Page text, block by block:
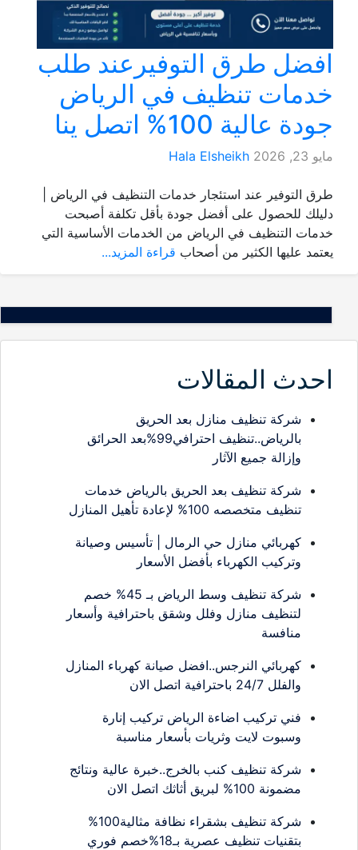
افضل طرق التوفيرعند طلب
خدمات تنظيف في الرياض
جودة عالية 100% اتصل ينا
مايو 23, 2026 Hala Elsheikh
طرق التوفير عند استئجار خدمات التنظيف في الرياض |
دليلك للحصول على أفضل جودة بأقل تكلفة أصبحت
خدمات التنظيف في الرياض من الخدمات الأساسية التي
يعتمد عليها الكثير من أصحاب قراءة المزيد...
احدث المقالات
شركة تنظيف منازل بعد الحريق
بالرياض..تنظيف احترافي99%بعد الحرائق
وإزالة جميع الآثار
شركة تنظيف بعد الحريق بالرياض خدمات
تنظيف متخصصه 100% لإعادة تأهيل المنازل
كهربائي منازل حي الرمال | تأسيس وصيانة
وتركيب الكهرباء بأفضل الأسعار
شركة تنظيف وسط الرياض بـ 45% خصم
لتنظيف منازل وفلل وشقق باحترافية وأسعار
منافسة
كهربائي النرجس..افضل صيانة كهرباء المنازل
والفلل 24/7 باحترافية اتصل الان
فني تركيب اضاءة الرياض تركيب إنارة
وسبوت لايت وثريات بأسعار مناسبة
شركة تنظيف كنب بالخرج..خبرة عالية ونتائج
مضمونة 100% لبريق أثاثك اتصل الان
شركة تنظيف بشقراء نظافة مثالية100%
بتقنيات تنظيف عصرية بـ18%خصم فوري